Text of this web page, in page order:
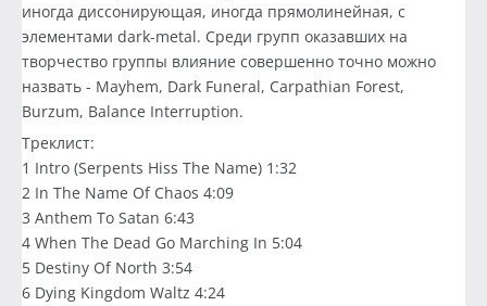
иногда диссонирующая, иногда прямолинейная, с
элементами dark-metal. Среди групп оказавших на
творчество группы влияние совершенно точно можно
назвать - Mayhem, Dark Funeral, Carpathian Forest,
Burzum, Balance Interruption.
Треклист:
1 Intro (Serpents Hiss The Name) 1:32
2 In The Name Of Chaos 4:09
3 Anthem To Satan 6:43
4 When The Dead Go Marching In 5:04
5 Destiny Of North 3:54
6 Dying Kingdom Waltz 4:24